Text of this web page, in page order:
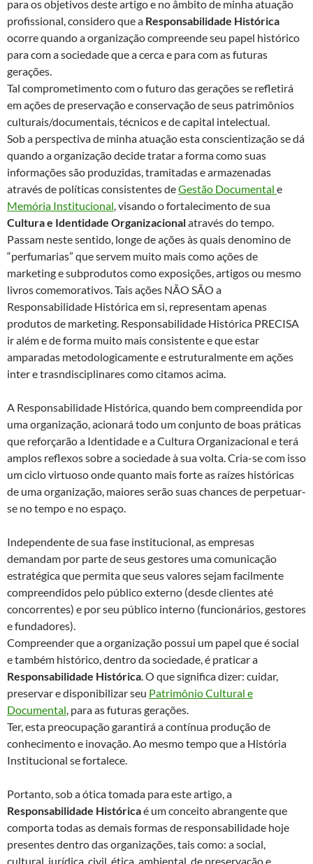
para os objetivos deste artigo e no âmbito de minha atuação
profissional, considero que a Responsabilidade Histórica
ocorre quando a organização compreende seu papel histórico
para com a sociedade que a cerca e para com as futuras
gerações.
Tal comprometimento com o futuro das gerações se refletirá
em ações de preservação e conservação de seus patrimônios
culturais/documentais, técnicos e de capital intelectual.
Sob a perspectiva de minha atuação esta conscientização se dá
quando a organização decide tratar a forma como suas
informações são produzidas, tramitadas e armazenadas
através de políticas consistentes deGestão Documental e
Memória Institucional , visando o fortalecimento de sua
Cultura e Identidade Organizacionalatravés do tempo.
Passam neste sentido, longe de ações às quais denomino de
“perfumarias” que servem muito mais como ações de
marketing e subprodutos como exposições, artigos ou mesmo
livros comemorativos. Tais ações NÃO SÃO a
Responsabilidade Histórica em si, representam apenas
produtos de marketing. Responsabilidade Histórica PRECISA
ir além e de forma muito mais consistente e que estar
amparadas metodologicamente e estruturalmente em ações
inter e trasndisciplinares como citamos acima.
A Responsabilidade Histórica, quando bem compreendida por
uma organização, acionará todo um conjunto de boas práticas
que reforçarão a Identidade e a Cultura Organizacional e terá
amplos reflexos sobre a sociedade à sua volta. Cria-se com isso
um ciclo virtuoso onde quanto mais forte as raízes históricas
de uma organização, maiores serão suas chances de perpetuar-
se no tempo e no espaço.
Independente de sua fase institucional, as empresas
demandam por parte de seus gestores uma comunicação
estratégica que permita que seus valores sejam facilmente
compreendidos pelo público externo (desde clientes até
concorrentes) e por seu público interno (funcionários, gestores
e fundadores).
Compreender que a organização possui um papel que é social
e também histórico, dentro da sociedade, é praticar a
Responsabilidade Histórica . O que significa dizer: cuidar,
preservar e disponibilizar seu Patrimônio Cultural e
Documental , para as futuras gerações.
Ter, esta preocupação garantirá a contínua produção de
conhecimento e inovação. Ao mesmo tempo que a História
Institucional se fortalece.
Portanto, sob a ótica tomada para este artigo, a
Responsabilidade Históricaé um conceito abrangente que
comporta todas as demais formas de responsabilidade hoje
presentes dentro das organizações, tais como: a social,
cultural, jurídica, civil, ética, ambiental, de preservação e